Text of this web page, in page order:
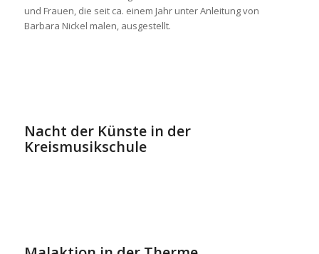
und Frauen, die seit ca. einem Jahr unter Anleitung von
Barbara Nickel malen, ausgestellt.
Nacht der Künste in der
Kreismusikschule